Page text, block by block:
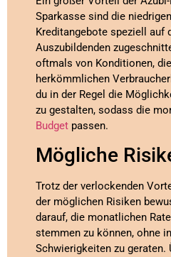
Sparkasse sind die
Kreditangebote speziell auf
Auszubildenden
oftmals von Konditionen,
herkömmlichen
du in der Regel die
zu gestalten, sodass die
Budget passen.
Mögliche
Trotz der verlockenden
der möglichen Risiken
darauf, die monatlichen
stemmen zu können, ohne
Schwierigkeiten zu geraten.